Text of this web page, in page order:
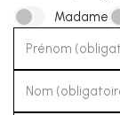
Madame
Prénom
Nom